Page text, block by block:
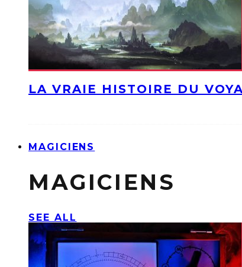
LA VRAIE HISTOIRE DU
MAGICIENS
MAGICIENS
SEE ALL